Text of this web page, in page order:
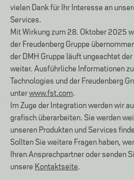
vielen Dank für Ihr Interesse an
Services.
Mit Wirkung zum 28. Oktober 2025
der Freudenberg Gruppe
der DMH Gruppe läuft ungeachtet
weiter. Ausführliche Informationen
Technologies und der Freudenberg
unterwww.fst.com
Im Zuge der Integration werden wir
grafisch überarbeiten. Sie werden
unseren Produkten und Services
Sollten Sie weitere Fragen haben,
Ihren Ansprechpartner oder senden
unsere Kontaktseite
IMPRESSUM
DATENSCHUTZ
AGB
AEB
VERHALTENSKODEX
FREUDENBERG ETHICS OFFICE
ISO 9001:2015
ISO 14001:2015
NR.04427/0
NR.05210/0